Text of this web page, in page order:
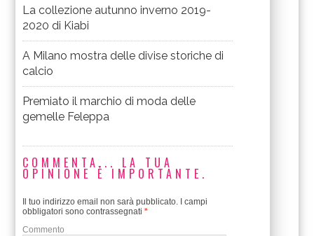
La collezione autunno inverno 2019-
2020 di Kiabi
A Milano mostra delle divise storiche di
calcio
Premiato il marchio di moda delle
gemelle Feleppa
COMMENTA... LA TUA
OPINIONE È IMPORTANTE.
Il tuo indirizzo email non sarà pubblicato. I campi
obbligatori sono contrassegnati*
Commento